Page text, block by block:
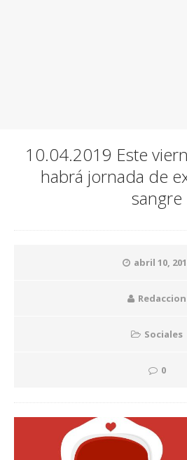
10.04.2019 Este
habrá jornada de
sangre
abril 10,
Redaccion
Sociales
0